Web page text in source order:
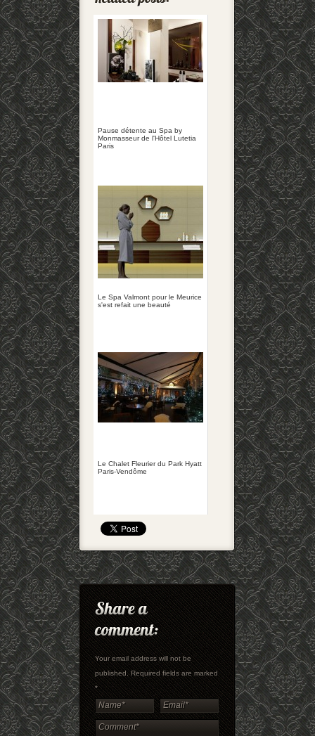
Pause détente au Spa by
Monmasseur de l'Hôtel Lutetia
Paris
Le Spa Valmont pour le Meurice
s'est refait une beauté
Le Chalet Fleurier du Park Hyatt
Paris-Vendôme
Your email address will not be
published. Required fields are marked
*